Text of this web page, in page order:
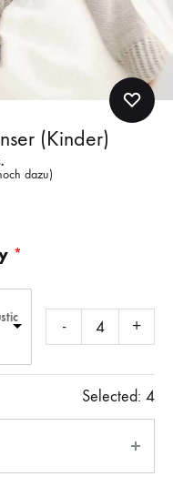
(Kinder)
dazu)
- +
Selected: 4